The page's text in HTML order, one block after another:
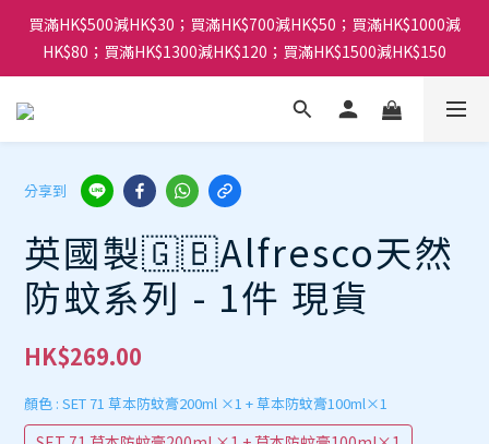
買滿HK$500減HK$30；買滿HK$700減HK$50；買滿HK$1000減
HK$80；買滿HK$1300減HK$120；買滿HK$1500減HK$150
分享到
英國製🇬🇧Alfresco天然
防蚊系列 - 1件 現貨
HK$269.00
顏色 : SET 71 草本防蚊膏200ml ×1 + 草本防蚊膏100ml×1